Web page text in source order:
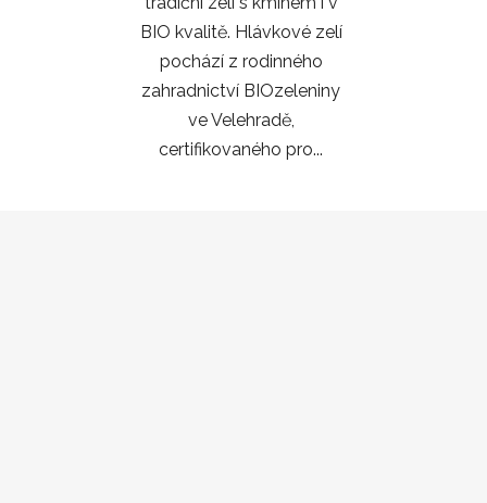
BIO kvalitě. Hlávkové zelí
pochází z rodinného
zahradnictví BIOzeleniny
ve Velehradě,
certifikovaného pro...